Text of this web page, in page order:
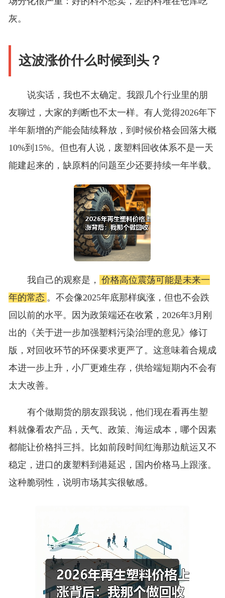
灰。
这波涨价什么时候到头？
说实话，我也不太确定。我跟几个行业里的朋
友聊过，大家的判断也不太一样。有人觉得2026年下
半年新增的产能会陆续释放，到时候价格会回落大概
10%到15%。但也有人说，废塑料回收体系不是一天
能建起来的，缺原料的问题至少还要持续一年半载。
我自己的观察是， 价格高位震荡可能是未来一
年的常态 。不会像2025年底那样疯涨，但也不会跌
回以前的水平。因为政策端还在收紧，2026年3月刚
出的《关于进一步加强塑料污染治理的意见》修订
版，对回收环节的环保要求更严了。这意味着合规成
本进一步上升，小厂更难生存，供给端短期内不会有
太大改善。
有个做期货的朋友跟我说，他们现在看再生塑
料就像看农产品，天气、政策、海运成本，哪个因素
都能让价格抖三抖。比如前段时间红海那边航运又不
稳定，进口的废塑料到港延迟，国内价格马上跟涨。
这种脆弱性，说明市场其实很敏感。